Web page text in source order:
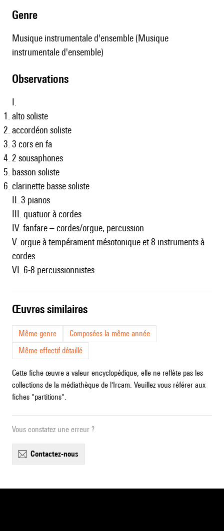
genre
Musique instrumentale d'ensemble (Musique
instrumentale d'ensemble)
observations
I.
alto soliste
accordéon soliste
3 cors en fa
2 sousaphones
basson soliste
clarinette basse soliste
II. 3 pianos
III. quatuor à cordes
IV. fanfare – cordes/orgue, percussion
V. orgue à tempérament mésotonique et 8 instruments à
cordes
VI. 6-8 percussionnistes
œuvres similaires
Même genre
Composées la même année
Même effectif détaillé
Cette fiche œuvre a valeur encyclopédique, elle ne reflète pas les
collections de la médiathèque de l'Ircam. Veuillez vous référer aux
fiches "partitions".
Vous constatez une erreur ?
contactez-nous